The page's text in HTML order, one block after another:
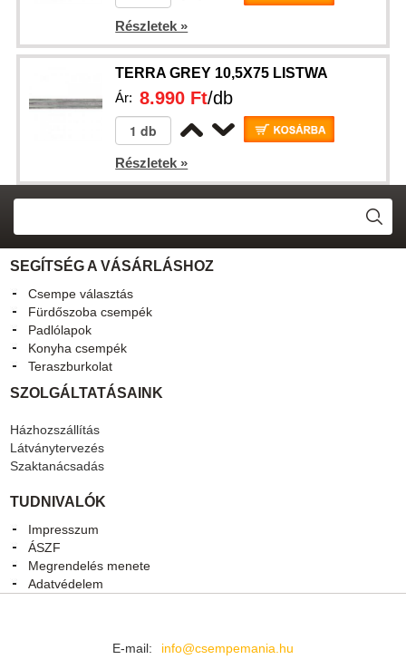
Részletek »
TERRA GREY 10,5X75 LISTWA
Ár:8.990 Ft/db
Részletek »
SEGÍTSÉG A VÁSÁRLÁSHOZ
Csempe választás
Fürdőszoba csempék
Padlólapok
Konyha csempék
Teraszburkolat
SZOLGÁLTATÁSAINK
Házhozszállítás
Látványtervezés
Szaktanácsadás
TUDNIVALÓK
Impresszum
ÁSZF
Megrendelés menete
Adatvédelem
E-mail: info@csempemania.hu